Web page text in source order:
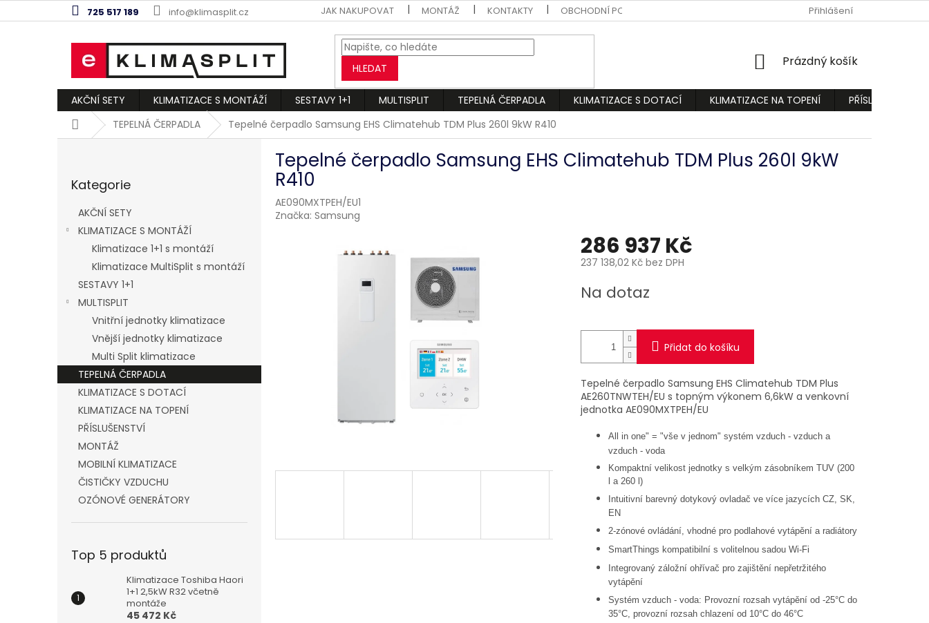
na
725 517 189 info@klimasplit.cz JAK NAKUPOVAT MONTÁŽ KONTAKTY OBCHODNÍ PODMÍNKY PODMÍNKY OCHRANY OSOBNÍCH ÚDAJŮ
Přihlášení
HLEDAT
NÁKUPNÍ
Prázdný košík
AKČNÍ SETY KLIMATIZACE S MONTÁŽÍ SESTAVY 1+1 MULTISPLIT TEPELNÁ ČERPADLA KLIMATIZACE S DOTACÍ KLIMATIZACE NA TOPENÍ
PŘÍSLUŠENSTVÍ
DomůTEPELNÁ ČERPADLA Tepelné čerpadlo Samsung EHS Climatehub TDM Plus 260l 9kW R410
kategorie
Kategorie
AKČNÍ SETY
KLIMATIZACE S MONTÁŽÍ
Klimatizace 1+1 s montáží
Klimatizace MultiSplit s montáží
SESTAVY 1+1
MULTISPLIT
Vnitřní jednotky klimatizace
Vnější jednotky klimatizace
Multi Split klimatizace
TEPELNÁ ČERPADLA
KLIMATIZACE S DOTACÍ
KLIMATIZACE NA TOPENÍ
PŘÍSLUŠENSTVÍ
MONTÁŽ
MOBILNÍ KLIMATIZACE
ČISTIČKY VZDUCHU
OZÓNOVÉ GENERÁTORY
Top 5 produktů
Klimatizace Toshiba Haori
1+1 2,5kW R32 včetně
montáže
45 472 Kč
Tepelné čerpadlo Samsung EHS Climatehub TDM Plus 260l 9kW
R410
AE090MXTPEH/EU1
Značka: Samsung
286 937 Kč
237 138,02 Kč bez DPH
cena:
Na dotaz
Přidat do košíku
Tepelné čerpadlo Samsung EHS Climatehub TDM Plus
AE260TNWTEH/EU s topným výkonem 6,6kW a venkovní
jednotka AE090MXTPEH/EU
All in one" = "vše v jednom" systém vzduch -vzduch a
vzduch -voda
Kompaktní velikost jednotky s velkým zásobníkem TUV (200
l a 260 l)
Intuitivní barevný dotykový ovladač ve více jazycích CZ, SK,
EN
2-zónové ovládání, vhodné pro podlahové vytápění a radiátory
SmartThings kompatibilní s volitelnou sadou Wi-Fi
Integrovaný záložní ohřívač pro zajištění nepřetržitého
vytápění
Systém vzduch -voda: Provozní rozsah vytápění od -25°C do
35°C, provozní rozsah chlazení od 10°C do 46°C